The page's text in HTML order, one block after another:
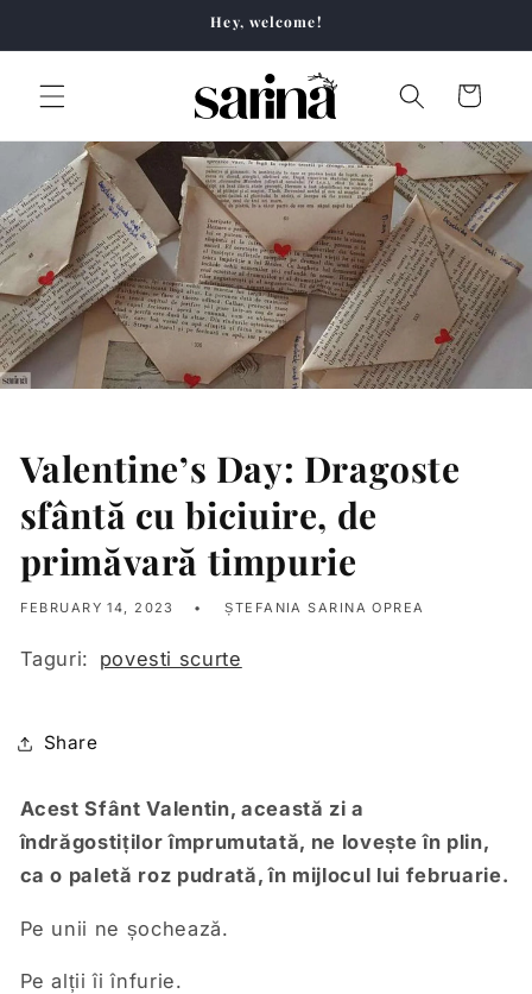
Hey, welcome!
Cart
Valentine’s Day: Dragoste
sfântă cu biciuire, de
primăvară timpurie
FEBRUARY 14, 2023 ȘTEFANIA SARINA OPREA
Taguri: povesti scurte
Share
Acest Sfânt Valentin, această zi a
îndrăgostiților împrumutată, ne lovește în plin,
ca o paletă roz pudrată, în mijlocul lui februarie.
Pe unii ne șochează.
Pe alții îi înfurie.